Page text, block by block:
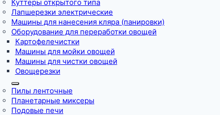
Куттеры открытого типа
Лапшерезки электрические
Машины для нанесения кляра (панировки)
Оборудование для переработки овощей
Картофелечистки
Машины для мойки овощей
Машины для чистки овощей
Овощерезки
Пилы ленточные
Планетарные миксеры
Подовые печи